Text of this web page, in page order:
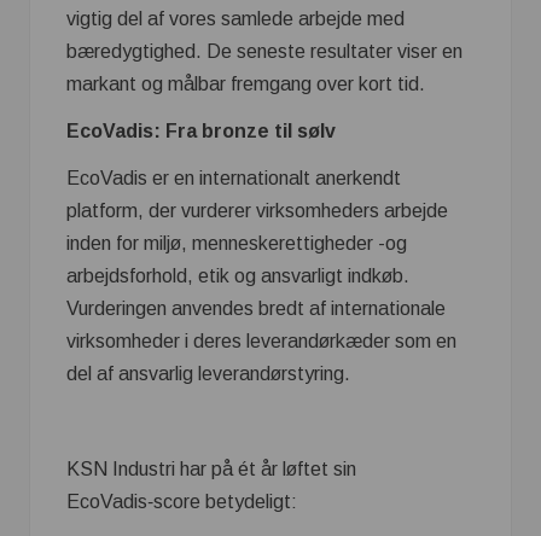
vigtig del af vores samlede arbejde med
bæredygtighed. De seneste resultater viser en
markant og målbar fremgang over kort tid.
EcoVadis: Fra bronze til sølv
EcoVadis er en internationalt anerkendt
platform, der vurderer virksomheders arbejde
inden for miljø, menneskerettigheder -og
arbejdsforhold, etik og ansvarligt indkøb.
Vurderingen anvendes bredt af internationale
virksomheder i deres leverandørkæder som en
del af ansvarlig leverandørstyring.
KSN Industri har på ét år løftet sin
EcoVadis‑score betydeligt: